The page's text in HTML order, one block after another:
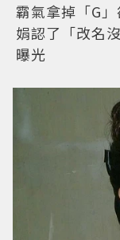
霸氣拿掉「G
娟認了「改名
曝光